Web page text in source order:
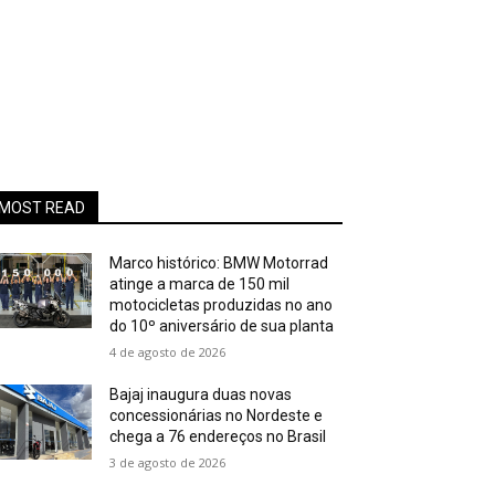
MOST READ
Marco histórico: BMW Motorrad
atinge a marca de 150 mil
motocicletas produzidas no ano
do 10º aniversário de sua planta
4 de agosto de 2026
Bajaj inaugura duas novas
concessionárias no Nordeste e
chega a 76 endereços no Brasil
3 de agosto de 2026